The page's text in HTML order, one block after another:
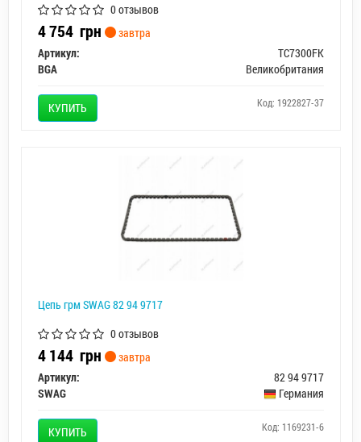
0 отзывов
4 754 грн
завтра
Артикул:
TC7300FK
BGA
Великобритания
КУПИТЬ Код: 1922827-37
Цепь грм SWAG 82 94 9717
0 отзывов
4 144 грн
завтра
Артикул:
82 94 9717
SWAG
Германия
КУПИТЬ Код: 1169231-6